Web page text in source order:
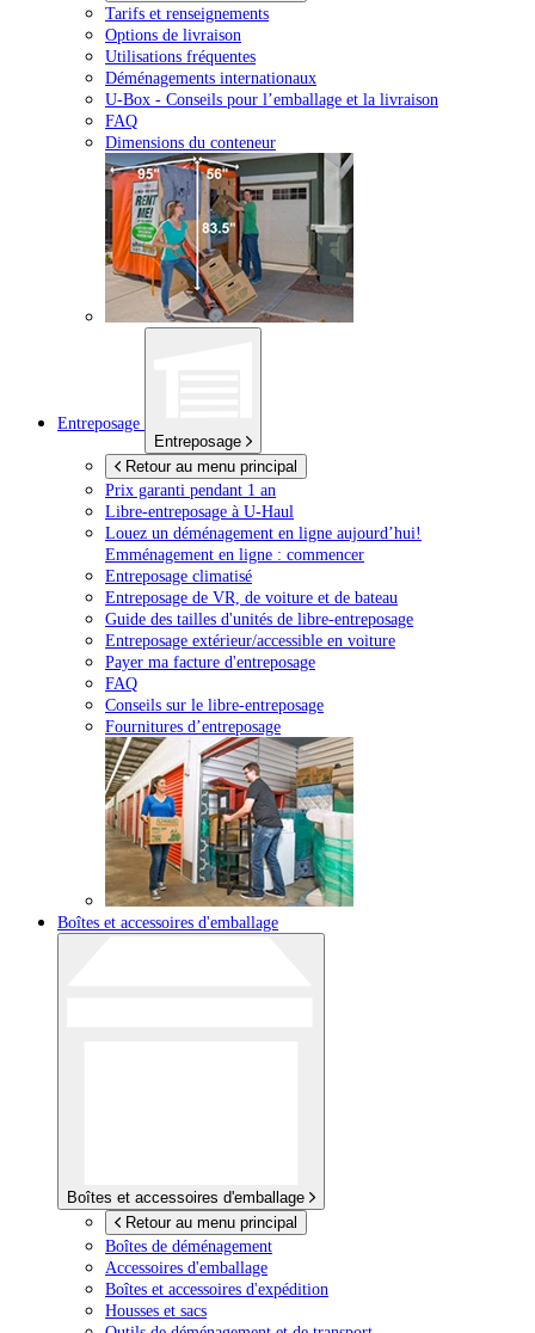
Tarifs et renseignements
Options de livraison
Utilisations fréquentes
Déménagements internationaux
U-Box - Conseils pour l’emballage et la livraison
FAQ
Dimensions du conteneur
Entreposage
Entreposage
Retour au menu principal
Prix garanti pendant 1 an
Libre-entreposage à U-Haul
Louez un déménagement en ligne aujourd’hui!
Emménagement en ligne : commencer
Entreposage climatisé
Entreposage de VR, de voiture et de bateau
Guide des tailles d'unités de libre-entreposage
Entreposage extérieur/accessible en voiture
Payer ma facture d'entreposage
FAQ
Conseils sur le libre-entreposage
Fournitures d’entreposage
Boîtes et accessoires d'emballage
Boîtes et accessoires d'emballage
Retour au menu principal
Boîtes de déménagement
Accessoires d'emballage
Boîtes et accessoires d'expédition
Housses et sacs